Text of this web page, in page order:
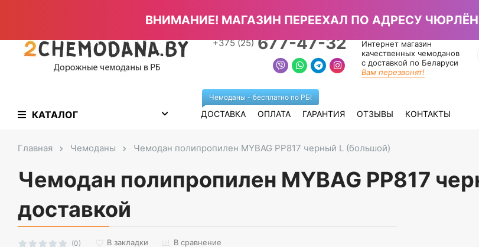
+375 (25) 677-47-32
Интернет магазин
качественных чемоданов
с доставкой по Беларуси
Вам перезвонят!
КАТАЛОГ ДОСТАВКА
Чемоданы - бесплатно по РБ!
ОПЛАТА ГАРАНТИЯ ОТЗЫВЫ КОНТАКТЫ
Главная Чемоданы Чемодан полипропилен MYBAG PP817 черный L (большой)
Чемодан полипропилен MYBAG PP817
доставкой
(0) В закладки В сравнение
ВНИМАНИЕ! МАГАЗИН ПЕРЕЕХАЛ ПО АДРЕСУ